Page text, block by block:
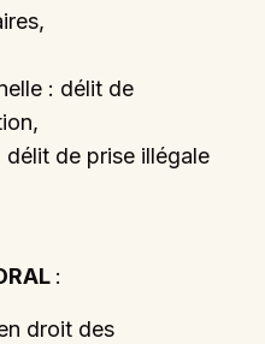
: délit de
de prise illégale
:
droit des